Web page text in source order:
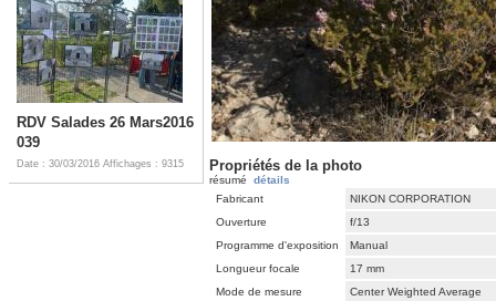
RDV Salades 26 Mars2016
039
Date : 30/03/2016 Affichages : 9315 Propriétés de la photo
résumé détails
Fabricant
NIKON CORPORATION
Ouverture
f/13
Programme d'exposition
Manual
Longueur focale
17 mm
Mode de mesure
Center Weighted Average